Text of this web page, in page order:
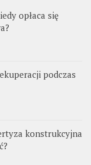
opłaca się
podczas
konstrukcyjna